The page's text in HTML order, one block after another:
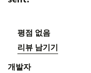
평점 없음
리뷰 남기기
개발자